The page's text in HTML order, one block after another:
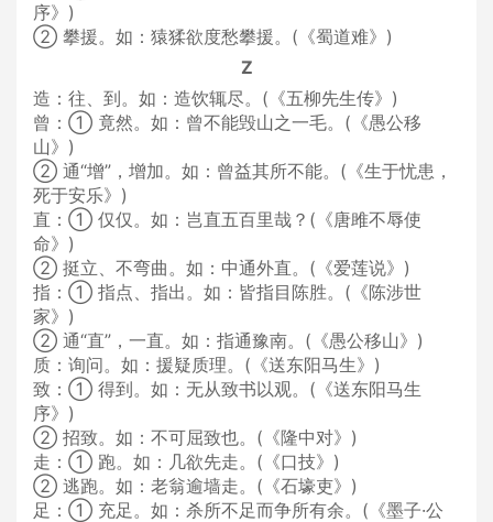
序》)
② 攀援。如：猿猱欲度愁攀援。(《蜀道难》)
Z
造：往、到。如：造饮辄尽。(《五柳先生传》)
曾：① 竟然。如：曾不能毁山之一毛。(《愚公移
山》)
② 通“增”，增加。如：曾益其所不能。(《生于忧患，
死于安乐》)
直：① 仅仅。如：岂直五百里哉？(《唐雎不辱使
命》)
② 挺立、不弯曲。如：中通外直。(《爱莲说》)
指：① 指点、指出。如：皆指目陈胜。(《陈涉世
家》)
② 通“直”，一直。如：指通豫南。(《愚公移山》)
质：询问。如：援疑质理。(《送东阳马生》)
致：① 得到。如：无从致书以观。(《送东阳马生
序》)
② 招致。如：不可屈致也。(《隆中对》)
走：① 跑。如：几欲先走。(《口技》)
② 逃跑。如：老翁逾墙走。(《石壕吏》)
足：① 充足。如：杀所不足而争所有余。(《墨子·公